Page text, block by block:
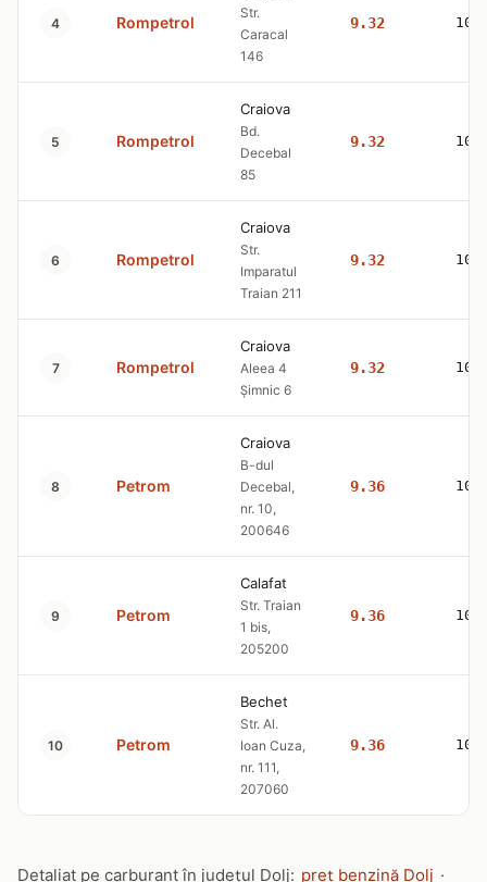
4 Rompetrol
Str.
Caracal
146
9.32
5 Rompetrol
Craiova
Bd.
Decebal
85
9.32
6 Rompetrol
Craiova
Str.
Imparatul
Traian 211
9.32
7 Rompetrol
Craiova
Aleea 4
Șimnic 6
9.32
8 Petrom
Craiova
B-dul
Decebal,
nr. 10,
200646
9.36
9 Petrom
Calafat
Str. Traian
1 bis,
205200
9.36
10 Petrom
Bechet
Str. Al.
Ioan Cuza,
nr. 111,
207060
9.36
Detaliat pe carburant în județul Dolj: preț benzină Dolj ·